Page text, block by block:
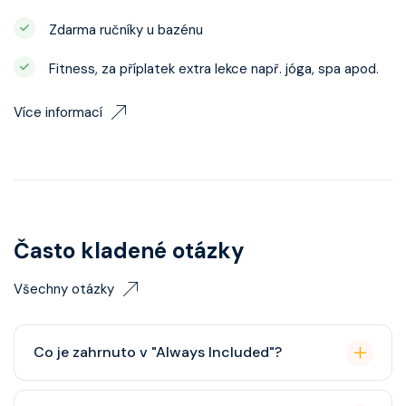
Zdarma ručníky u bazénu
Fitness, za příplatek extra lekce např. jóga, spa apod.
Více informací
Často kladené otázky
Všechny otázky
Co je zahrnuto v "Always Included"?